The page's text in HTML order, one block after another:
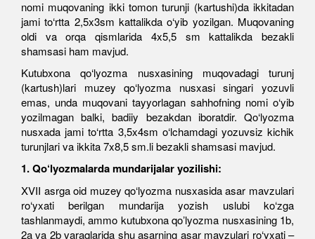
nomi muqovaning ikki tomon turunji (kartushi)da ikkitadan
jami to‘rtta 2,5x3sm kattalikda o‘yib yozilgan. Muqovaning
oldi va orqa qismlarida 4x5,5 sm kattalikda bezakli
shamsasi ham mavjud.
Kutubxona qo‘lyozma nusxasining muqovadagi turunj
(kartush)lari muzey qo‘lyozma nusxasi singari yozuvli
emas, unda muqovani tayyorlagan sahhofning nomi o‘yib
yozilmagan balki, badiiy bezakdan iboratdir. Qo‘lyozma
nusxada jami to‘rtta 3,5x4sm o‘lchamdagi yozuvsiz kichik
turunjlari va ikkita 7x8,5 sm.li bezakli shamsasi mavjud.
1. Qo‘lyozmalarda mundarijalar yozilishi:
XVII asrga oid muzey qo‘lyozma nusxasida asar mavzulari
ro‘yxati berilgan mundarija yozish uslubi ko‘zga
tashlanmaydi, ammo kutubxona qoʼlyozma nusxasining 1b,
2a va 2b varaqlarida shu asarning asar mavzulari ro‘yxati –